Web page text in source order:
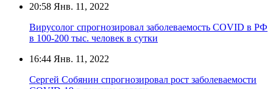
20:58 Янв. 11, 2022
Вирусолог спрогнозировал заболеваемость COVID в РФ
в 100-200 тыс. человек в сутки
16:44 Янв. 11, 2022
Сергей Собянин спрогнозировал рост заболеваемости